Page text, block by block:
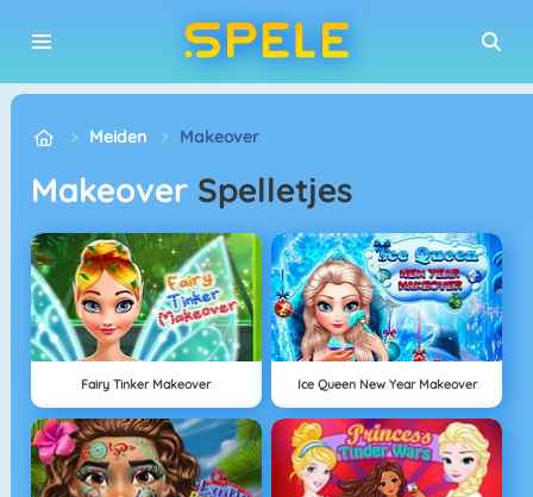
Meiden Makeover
Makeover Spelletjes
Fairy Tinker Makeover Ice Queen New Year Makeover